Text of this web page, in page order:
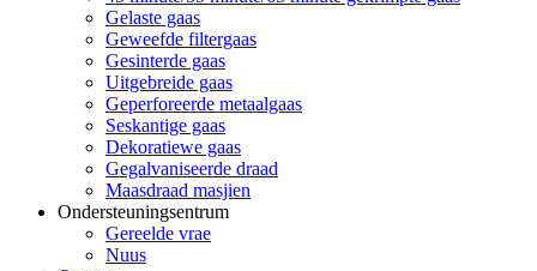
Gelaste gaas
Geweefde filtergaas
Gesinterde gaas
Uitgebreide gaas
Geperforeerde metaalgaas
Seskantige gaas
Dekoratiewe gaas
Gegalvaniseerde draad
Maasdraad masjien
Ondersteuningsentrum
Gereelde vrae
Nuus